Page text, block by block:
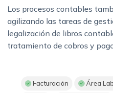
Los procesos contables
agilizando las tareas de
legalización de libros
tratamiento de cobros y
Facturación Área